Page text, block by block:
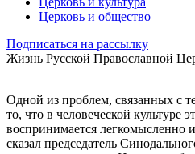
Церковь и общество
Подписаться на рассылку
Жизнь Русской Православной
Одной из проблем, связанных с
то, что в человеческой культуре
воспринимается легкомысленно
сказал председатель